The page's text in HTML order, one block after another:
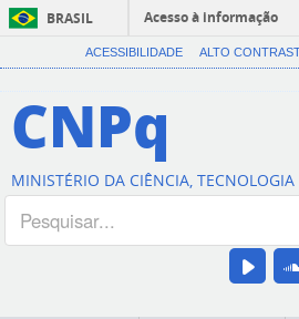
BRASIL
Acesso à informação
ACESSIBILIDADE ALTO
CNPq
MINISTÉRIO DA CIÊNCIA, TECNOLOGIA